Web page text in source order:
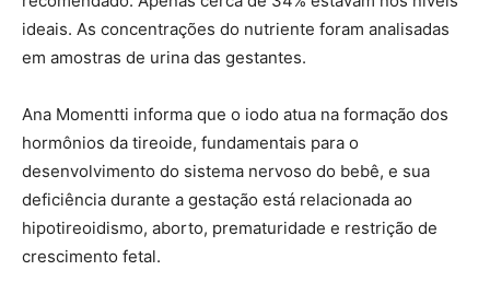
ideais. As concentrações do nutriente foram analisadas
em amostras de urina das gestantes.
Ana Momentti informa que o iodo atua na formação dos
hormônios da tireoide, fundamentais para o
desenvolvimento do sistema nervoso do bebê, e sua
deficiência durante a gestação está relacionada ao
hipotireoidismo, aborto, prematuridade e restrição de
crescimento fetal.